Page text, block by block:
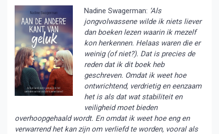
Nadine Swagerman: ‘Als
jongvolwassene wilde ik niets liever
dan boeken lezen waarin ik mezelf
kon herkennen. Helaas waren die er
weinig (of niet?). Dat is precies de
reden dat ik dit boek heb
geschreven. Omdat ik weet hoe
ontwrichtend, verdrietig en eenzaam
het is als dat wat stabiliteit en
veiligheid moet bieden
overhoopgehaald wordt. En omdat ik weet hoe eng en
verwarrend het kan zijn om verliefd te worden, vooral als